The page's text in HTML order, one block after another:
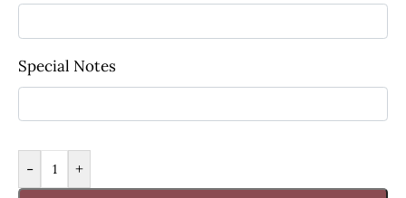
Special Notes
- +